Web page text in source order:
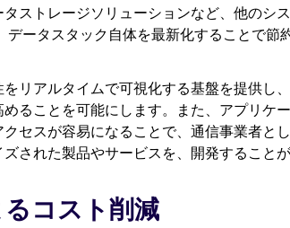
ストレージソリューションなど、他のシ
ータスタック自体を最新化することで節
リアルタイムで可視化する基盤を提供し
ることを可能にします。また、アプリケ
セスが容易になることで、通信事業者と
された製品やサービスを、開発すること
コスト削減